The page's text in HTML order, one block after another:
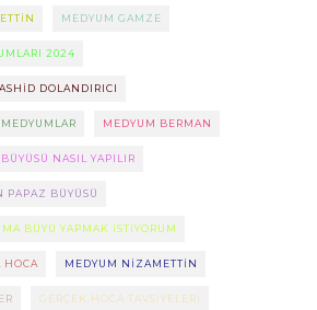
MEDYUM GAMZE
2024
DOLANDIRICI
MEDYUM BERMAN
NASIL YAPILIR
PAPAZ BÜYÜSÜ
BÜYÜ YAPMAK ISTIYORUM
HOCA MEDYUM NIZAMETTIN
GERÇEK HOCA TAVSIYELERI